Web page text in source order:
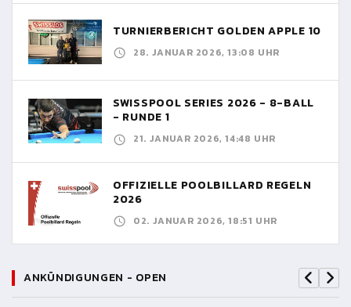
TURNIERBERICHT GOLDEN APPLE 10
28. JANUAR 2026, 13:08 UHR
SWISSPOOL SERIES 2026 - 8-BALL
- RUNDE 1
21. JANUAR 2026, 14:48 UHR
OFFIZIELLE POOLBILLARD REGELN
2026
02. JANUAR 2026, 18:51 UHR
ANKÜNDIGUNGEN - OPEN